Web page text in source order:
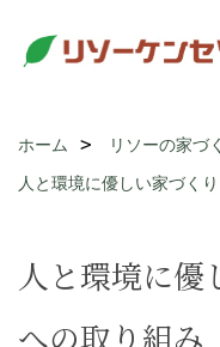
ホーム リソーの家づ
人と環境に優しい家づく
人と環境に優
への取り組み